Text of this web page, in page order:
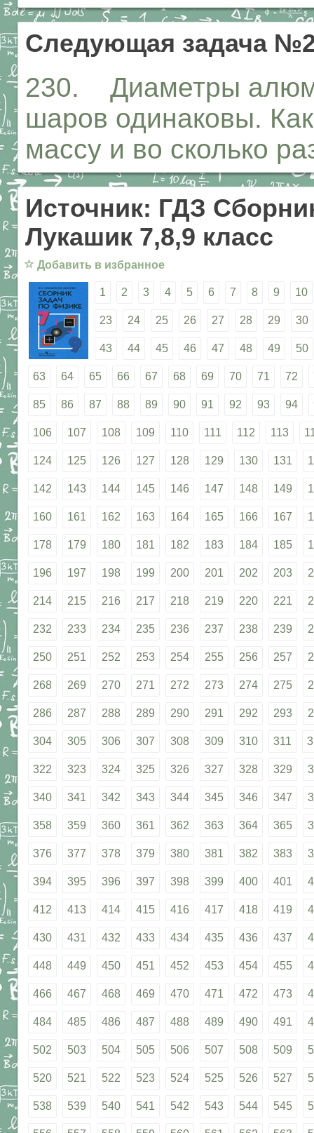
Следующая задача
230. Диаметры
шаров одинаковы.
массу и во сколько
Источник: ГДЗ
Лукашик 7,8,9 класс
☆ Добавить в избранное
1 2 3 4 5 6 7 8 9 10
23 24 25 26 27 28 29 30
43 44 45 46 47 48 49 50
63 64 65 66 67 68 69 70 71 72
85 86 87 88 89 90 91 92 93 94
106 107 108 109 110 111 112 113
124 125 126 127 128 129 130 131
142 143 144 145 146 147 148 149
160 161 162 163 164 165 166 167
178 179 180 181 182 183 184 185
196 197 198 199 200 201 202 203
214 215 216 217 218 219 220 221
232 233 234 235 236 237 238 239
250 251 252 253 254 255 256 257
268 269 270 271 272 273 274 275
286 287 288 289 290 291 292 293
304 305 306 307 308 309 310 311
322 323 324 325 326 327 328 329
340 341 342 343 344 345 346 347
358 359 360 361 362 363 364 365
376 377 378 379 380 381 382 383
394 395 396 397 398 399 400 401
412 413 414 415 416 417 418 419
430 431 432 433 434 435 436 437
448 449 450 451 452 453 454 455
466 467 468 469 470 471 472 473
484 485 486 487 488 489 490 491
502 503 504 505 506 507 508 509
520 521 522 523 524 525 526 527
538 539 540 541 542 543 544 545